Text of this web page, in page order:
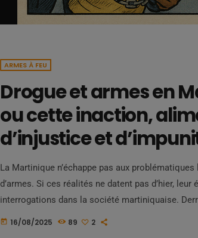
ARMES À FEU
Drogue et armes en
ou cette inaction,
d’injustice et
La Martinique n’échappe pas aux
d’armes. Si ces réalités ne datent pas d’hier,
interrogations dans la société martiniquaise.
règlements de compte et les violences urbaines,
today 16/08/2025 89 2